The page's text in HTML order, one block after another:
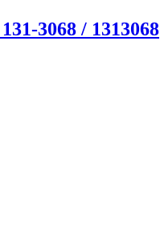
3068 / 1313068